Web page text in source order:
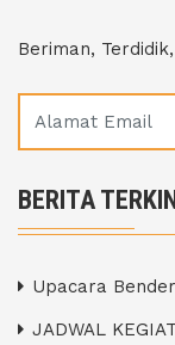
Beriman,
BERITA
Upacara
JADWAL